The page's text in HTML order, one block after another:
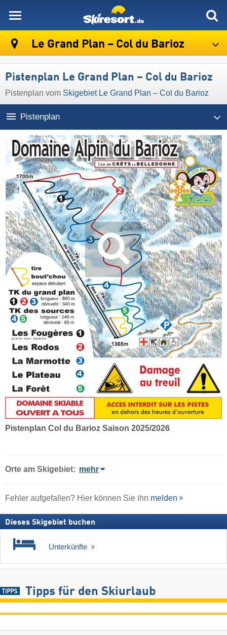
Le Grand Plan – Col du Barioz
Pistenplan Le Grand Plan – Col du Barioz
Pistenplan vom Skigebiet Le Grand Plan – Col du Barioz
Pistenplan
Pistenplan Col du Barioz Saison 2025/2026
Orte am Skigebiet: mehr
Fehler aufgefallen? Hier können Sie ihn melden
Dieses Skigebiet buchen
Unterkünfte
Tipps für den Skiurlaub